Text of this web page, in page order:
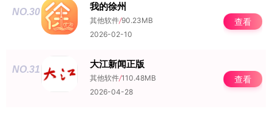
NO.30 我的徐州
其他软件/90.23MB
2026-02-10
查看
NO.31 大江新闻正版
其他软件/110.48MB
2026-04-28
查看